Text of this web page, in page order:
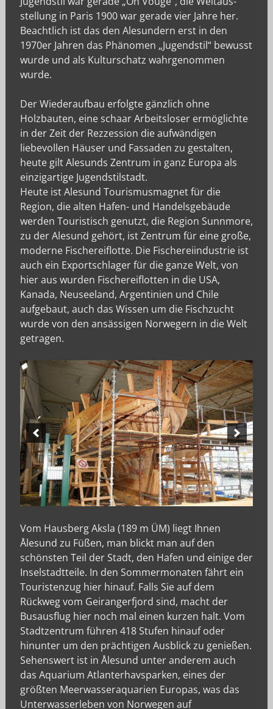
stellung in Paris 1900 war gerade vier Jahre her.
Beachtlich ist das den Alesundern erst in den
1970er Jahren das Phänomen „Jugendstil“ bewusst
wurde und als Kulturschatz wahrgenommen
wurde.
Der Wiederaufbau erfolgte gänzlich ohne
Holzbauten, eine schaar Arbeitsloser ermöglichte
in der Zeit der Rezzession die aufwändigen
liebevollen Häuser und Fassaden zu gestalten,
heute gilt Alesunds Zentrum in ganz Europa als
einzigartige Jugendstilstadt.
Heute ist Alesund Tourismusmagnet für die
Region, die alten Hafen- und Handelsgebäude
werden Touristisch genutzt, die Region Sunnmore,
zu der Alesund gehört, ist Zentrum für eine große,
moderne Fischereiflotte. Die Fischereiindustrie ist
auch ein Exportschlager für die ganze Welt, von
hier aus wurden Fischereiflotten in die USA,
Kanada, Neuseeland, Argentinien und Chile
aufgebaut, auch das Wissen um die Fischzucht
wurde von den ansässigen Norwegern in die Welt
getragen.
Vom Hausberg Aksla (189 m ÜM) liegt Ihnen
Ålesund zu Füßen, man blickt man auf den
schönsten Teil der Stadt, den Hafen und einige der
Inselstadtteile. In den Sommermonaten fährt ein
Touristenzug hier hinauf. Falls Sie auf dem
Rückweg vom Geirangerfjord sind, macht der
Busausflug hier noch mal einen kurzen halt. Vom
Stadtzentrum führen 418 Stufen hinauf oder
hinunter um den prächtigen Ausblick zu genießen.
Sehenswert ist in Ålesund unter anderem auch
das Aquarium Atlanterhavsparken, eines der
größten Meerwasseraquarien Europas, was das
Unterwasserleben von Norwegen auf